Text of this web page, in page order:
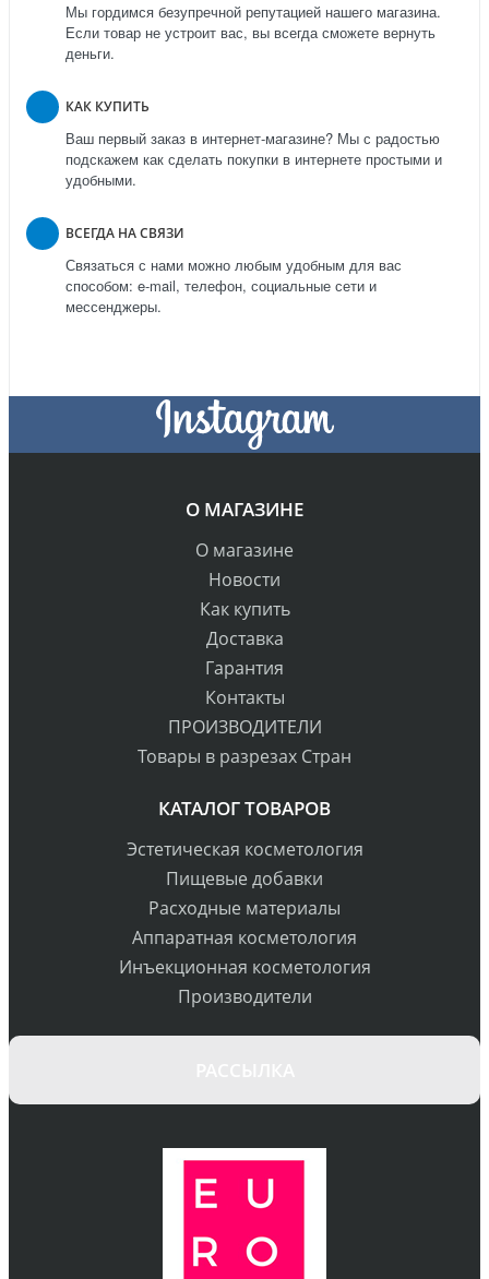
Мы гордимся безупречной репутацией нашего магазина.
Если товар не устроит вас, вы всегда сможете вернуть
деньги.
КАК КУПИТЬ
Ваш первый заказ в интернет-магазине? Мы с радостью
подскажем как сделать покупки в интернете простыми и
удобными.
ВСЕГДА НА СВЯЗИ
Связаться с нами можно любым удобным для вас
способом: e-mail, телефон, социальные сети и
мессенджеры.
О МАГАЗИНЕ
О магазине
Новости
Как купить
Доставка
Гарантия
Контакты
ПРОИЗВОДИТЕЛИ
Товары в разрезах Стран
КАТАЛОГ ТОВАРОВ
Эстетическая косметология
Пищевые добавки
Расходные материалы
Аппаратная косметология
Инъекционная косметология
Производители